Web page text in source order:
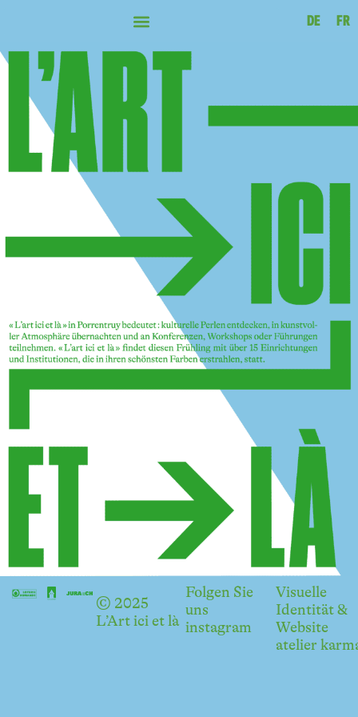
DE FR
© 2025
L’Art ici et là
Folgen Sie
uns
instagram
Visuelle
Identität &
Website
atelier